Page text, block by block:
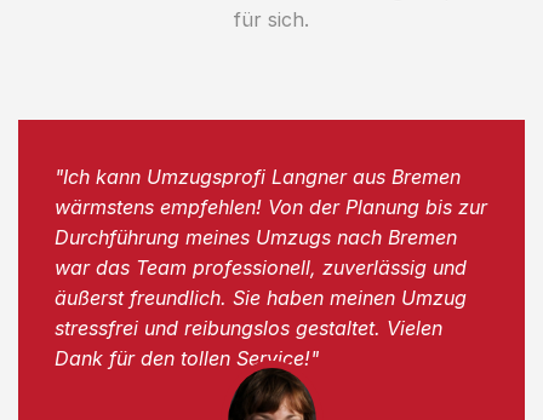
für sich.
"Ich kann Umzugsprofi Langner aus Bremen
wärmstens empfehlen! Von der Planung bis zur
Durchführung meines Umzugs nach Bremen
war das Team professionell, zuverlässig und
äußerst freundlich. Sie haben meinen Umzug
stressfrei und reibungslos gestaltet. Vielen
Dank für den tollen Service!"